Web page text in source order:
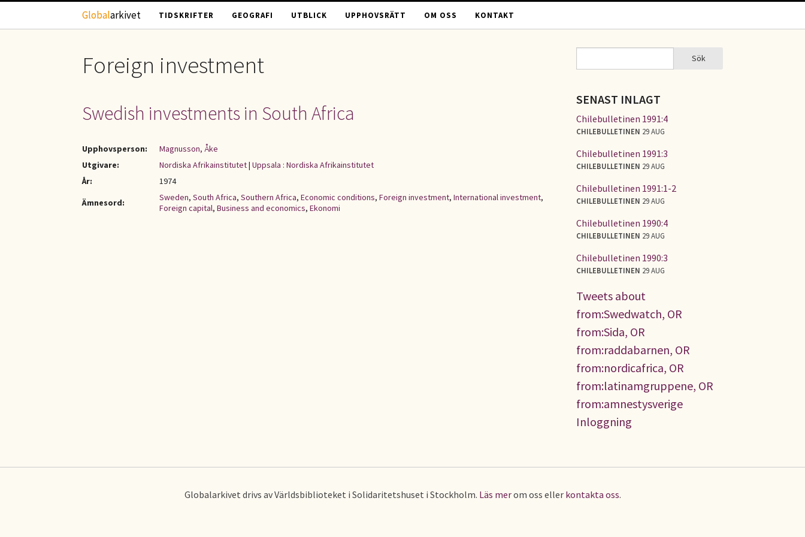
Hoppa till huvudinnehåll
Globalarkivet TIDSKRIFTER GEOGRAFI UTBLICK UPPHOVSRÄTT OM OSS KONTAKT
Foreign investment
Swedish investments in South Africa
Upphovsperson:
Magnusson, Åke
Utgivare:
Nordiska Afrikainstitutet| Uppsala : Nordiska Afrikainstitutet
År:
1974
Ämnesord:
Sweden, South Africa, Southern Africa, Economic conditions, Foreign investment, International investment,
Foreign capital, Business and economics, Ekonomi
SÖKFORMULÄR Sök
SENAST INLAGT
Chilebulletinen 1991:4
CHILEBULLETINEN 29 AUG
Chilebulletinen 1991:3
CHILEBULLETINEN 29 AUG
Chilebulletinen 1991:1-2
CHILEBULLETINEN 29 AUG
Chilebulletinen 1990:4
CHILEBULLETINEN 29 AUG
Chilebulletinen 1990:3
CHILEBULLETINEN 29 AUG
Tweets about
from:Swedwatch, OR
from:Sida, OR
from:raddabarnen, OR
from:nordicafrica, OR
from:latinamgruppene, OR
from:amnestysverige
Inloggning
Globalarkivet drivs av Världsbiblioteket i Solidaritetshuset i Stockholm. Läs merom oss eller kontakta oss.